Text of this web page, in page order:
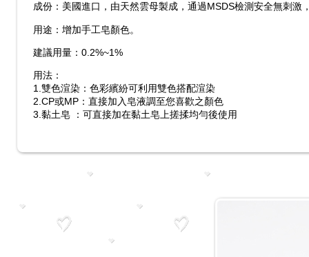
成份：美國進口，由天然雲母製成，通過MSDS檢測安全無刺
用途：增加手工皂顏色。
建議用量：0.2%~1%
用法：
1.雙色渲染：色彩繽紛可利用雙色搭配渲染
2.CP或MP：直接加入皂液調至您喜歡之顏色
3.黏土皂 ：可直接加在黏土皂上搓揉均勻後使用